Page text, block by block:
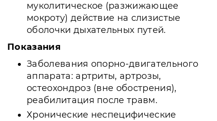
муколитическое (разжижающее
мокроту) действие на слизистые
оболочки дыхательных путей.
Показания
Заболевания опорно-двигательного
аппарата: артриты, артрозы,
остеохондроз (вне обострения),
реабилитация после травм.
Хронические неспецифические